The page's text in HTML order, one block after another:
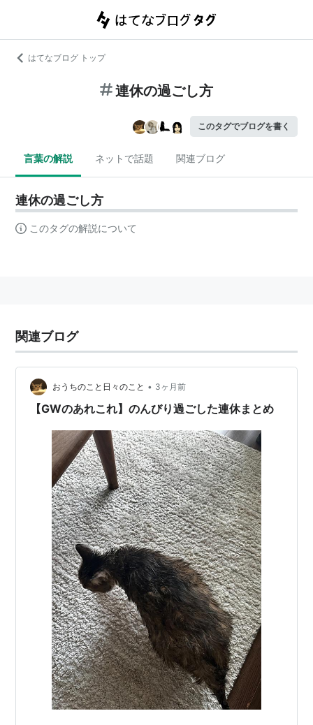
はてなブログ トップ
連休の過ごし方
このタグでブログを書く
言葉の解説 ネットで話題 関連ブログ
連休の過ごし方
このタグの解説について
関連ブログ
おうちのこと日々のこと • 3ヶ月前
【GWのあれこれ】のんびり過ごした連休まとめ